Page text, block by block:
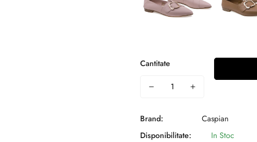
Cantitate
Brand:
Caspian
Disponibilitate:
In Stoc